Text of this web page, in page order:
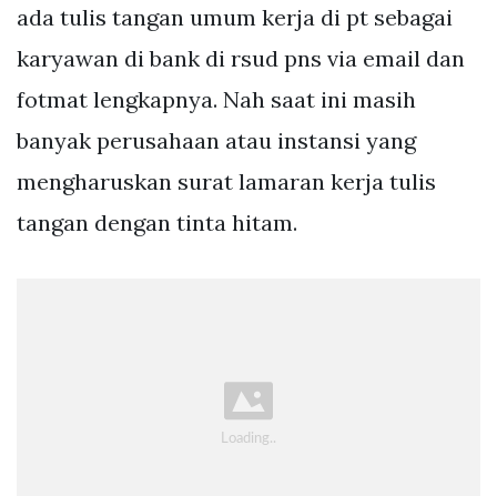
ada tulis tangan umum kerja di pt sebagai
karyawan di bank di rsud pns via email dan
fotmat lengkapnya. Nah saat ini masih
banyak perusahaan atau instansi yang
mengharuskan surat lamaran kerja tulis
tangan dengan tinta hitam.